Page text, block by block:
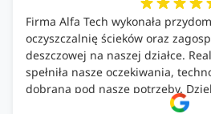
Firma Alfa Tech wykonała
oczyszczalnię ścieków oraz
deszczowej na naszej działce.
spełniła nasze oczekiwania,
dobrana pod nasze potrzeby.
wykonany montaż w świetnej